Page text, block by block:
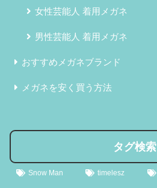
女性芸能人 着用メガネ
男性芸能人 着用メガネ
おすすめメガネブランド
メガネを安く買う方法
タグ検索
Snow Man timelesz